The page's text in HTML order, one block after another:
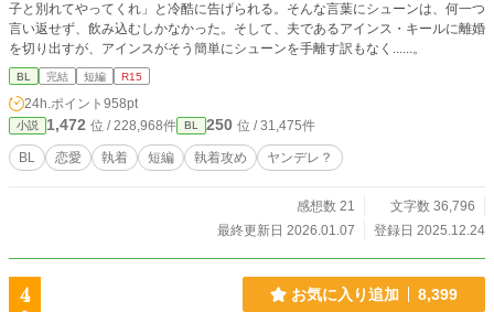
子と別れてやってくれ」と冷酷に告げられる。そんな言葉にシューンは、何一つ
言い返せず、飲み込むしかなかった。そして、夫であるアインス・キールに離婚
を切り出すが、アインスがそう簡単にシューンを手離す訳もなく......。
BL 完結 短編 R15
24h.ポイント 958pt
小説 1,472 位 / 228,968件 BL 250 位 / 31,475件
BL 恋愛 執着 短編 執着攻め ヤンデレ？
感想数 21
文字数 36,796
最終更新日 2026.01.07
登録日 2025.12.24
4 お気に入り追加 8,399